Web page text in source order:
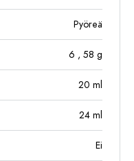
Pyöreä
6 , 58 g
20 ml
24 ml
Ei